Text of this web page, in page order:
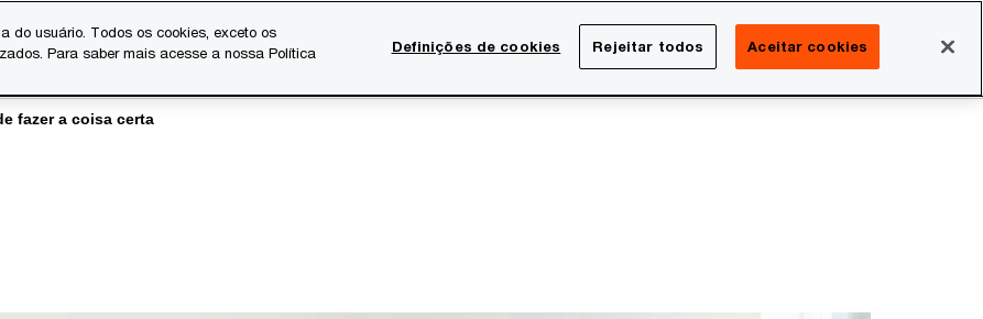
Sala de imprensa
fazer a coisa certa
do usuário. Todos os cookies, exceto os
Para saber mais acesse a nossa Política
Definições de cookies Rejeitar todos Aceitar cookies